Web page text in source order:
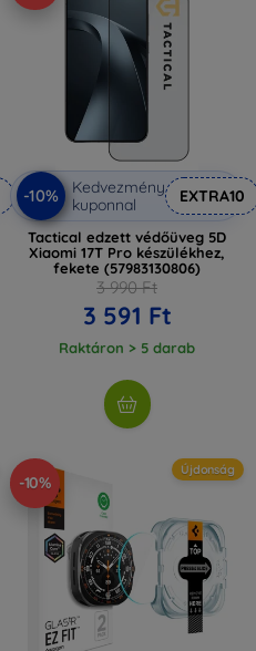
-10%
Kedvezmény
kuponnal
EXTRA10
Tactical edzett védőüveg 5D
Xiaomi 17T Pro készülékhez,
fekete (57983130806)
3 990 Ft
3 591 Ft
Raktáron > 5 darab
-10%
Újdonság